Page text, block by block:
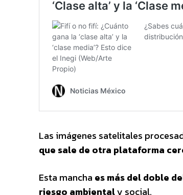
Las imágenes satelitales
que sale de otra plataforma
Esta mancha es más del doble
riesgo ambientaly social.